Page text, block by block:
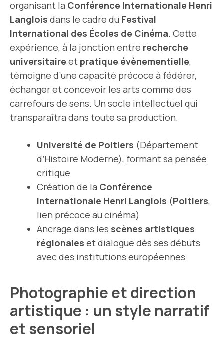
organisant la Conférence Internationale Henri
Langlois dans le cadre du Festival
International des Écoles de Cinéma. Cette
expérience, à la jonction entre recherche
universitaire et pratique évènementielle,
témoigne d’une capacité précoce à fédérer,
échanger et concevoir les arts comme des
carrefours de sens. Un socle intellectuel qui
transparaîtra dans toute sa production.
Université de Poitiers (Département
d’Histoire Moderne), formant sa pensée
critique
Création de la Conférence
Internationale Henri Langlois (Poitiers,
lien précoce au cinéma)
Ancrage dans les scènes artistiques
régionales et dialogue dès ses débuts
avec des institutions européennes
Photographie et direction
artistique : un style narratif
et sensoriel